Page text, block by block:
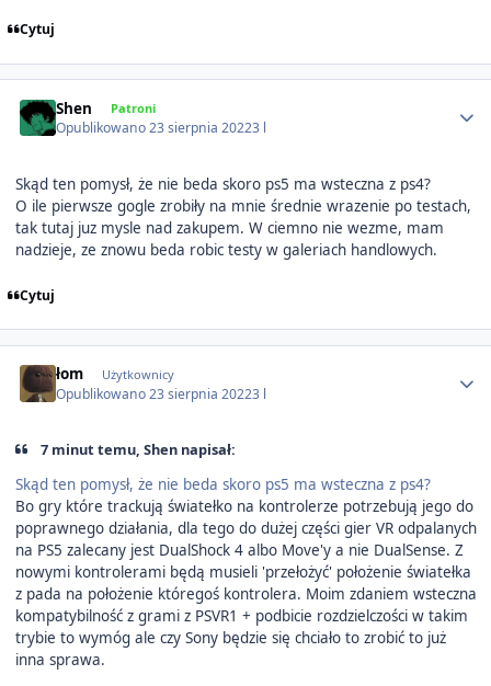
Cytuj
Shen Patroni
Opublikowano23 sierpnia 20223 l
Skąd ten pomysł, że nie beda skoro ps5 ma wsteczna z ps4?
O ile pierwsze gogle zrobiły na mnie średnie wrazenie po testach,
tak tutaj juz mysle nad zakupem. W ciemno nie wezme, mam
nadzieje, ze znowu beda robic testy w galeriach handlowych.
Cytuj
łom Użytkownicy
Opublikowano23 sierpnia 20223 l
7 minut temu, Shen napisał:
Skąd ten pomysł, że nie beda skoro ps5 ma wsteczna z ps4?
Bo gry które trackują światełko na kontrolerze potrzebują jego do
poprawnego działania, dla tego do dużej części gier VR odpalanych
na PS5 zalecany jest DualShock 4 albo Move'y a nie DualSense. Z
nowymi kontrolerami będą musieli 'przełożyć' położenie światełka
z pada na położenie któregoś kontrolera. Moim zdaniem wsteczna
kompatybilność z grami z PSVR1 + podbicie rozdzielczości w takim
trybie to wymóg ale czy Sony będzie się chciało to zrobić to już
inna sprawa.